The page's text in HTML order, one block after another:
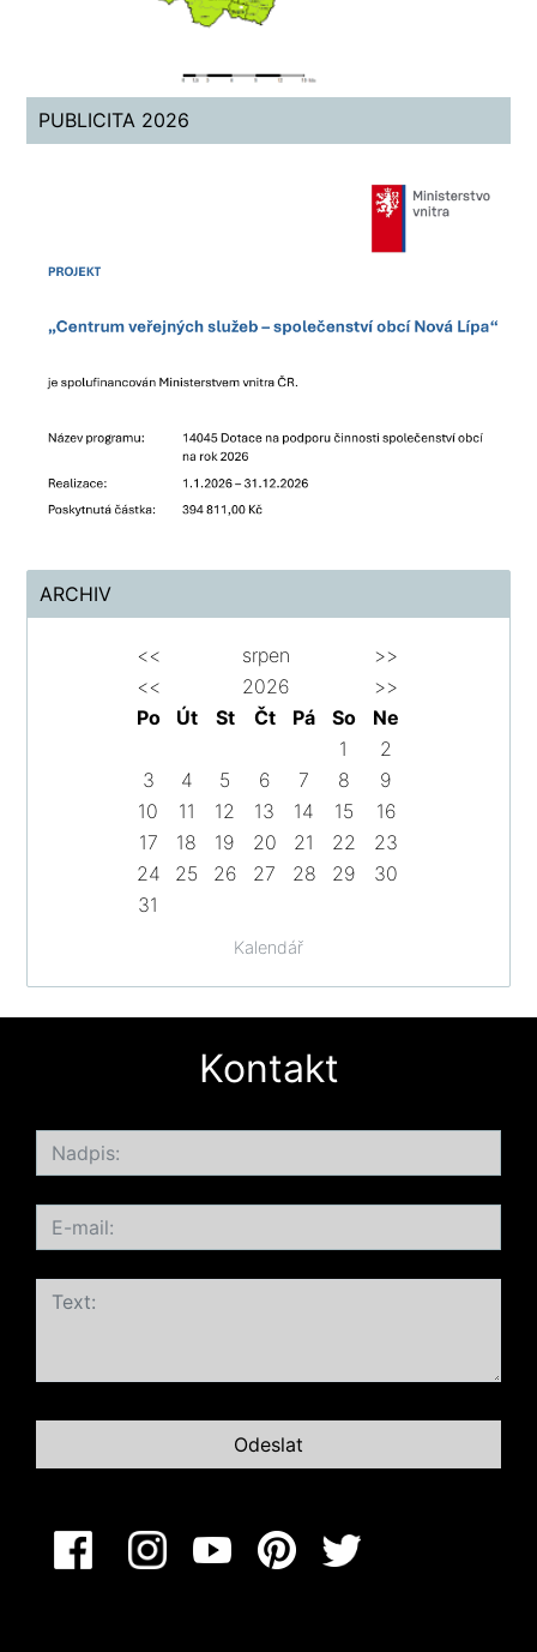
PUBLICITA 2026
ARCHIV
Kalendář
<< srpen
>>
<<
2026
>>
Po
Út St Čt Pá So
Ne
1
2
3
4 5 6 7 8
9
10
11 12 13 14 15
16
17
18 19 20 21 22
23
24
25 26 27 28 29
30
31
Kontakt